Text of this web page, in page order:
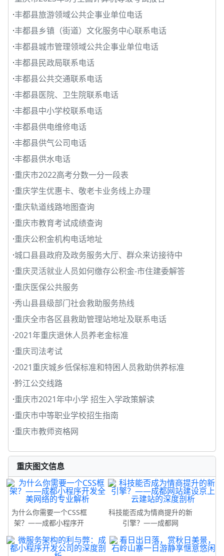
·丰都县旅游领域公共企事业单位电话
·丰都县乡镇（街道）文化服务中心联系电话
·丰都县城市管理领域公共企事业单位电话
·丰都县民政局联系电话
·丰都县公共交通联系电话
·丰都县医院、卫生院联系电话
·丰都县中小学校联系电话
·丰都县供电维修电话
·丰都县供气公司电话
·丰都县供水电话
·重庆市2022高考分数一分一段表
·重庆学生优惠卡、敬老卡业务线上办理
·重庆轨道线路地图查询
·重庆市教育考试成绩查询
·重庆公积金机构电话地址
·城口县县政府及政务服务大厅、群众来访接待中
·重庆灵活就业人员如何缴存公积金-市住建委解答
·重庆医保公共服务
·秀山县县级部门社会救助服务热线
·重庆全市各区县救助管理站地址及联系电话
·2021年重庆退休人员养老金标准
·重庆司法考试
·2021重庆城乡低保标准和特困人员救助供养标准
·黔江公交线路
·重庆市2021年中小学 招生入学政策解读
·重庆市中等职业学校招生指南
·重庆市教师资格网
重庆图文信息
为什么你需要一个CSS框
架？——成都小程序开
科技能否成为情商提升的新
引擎？——成都网